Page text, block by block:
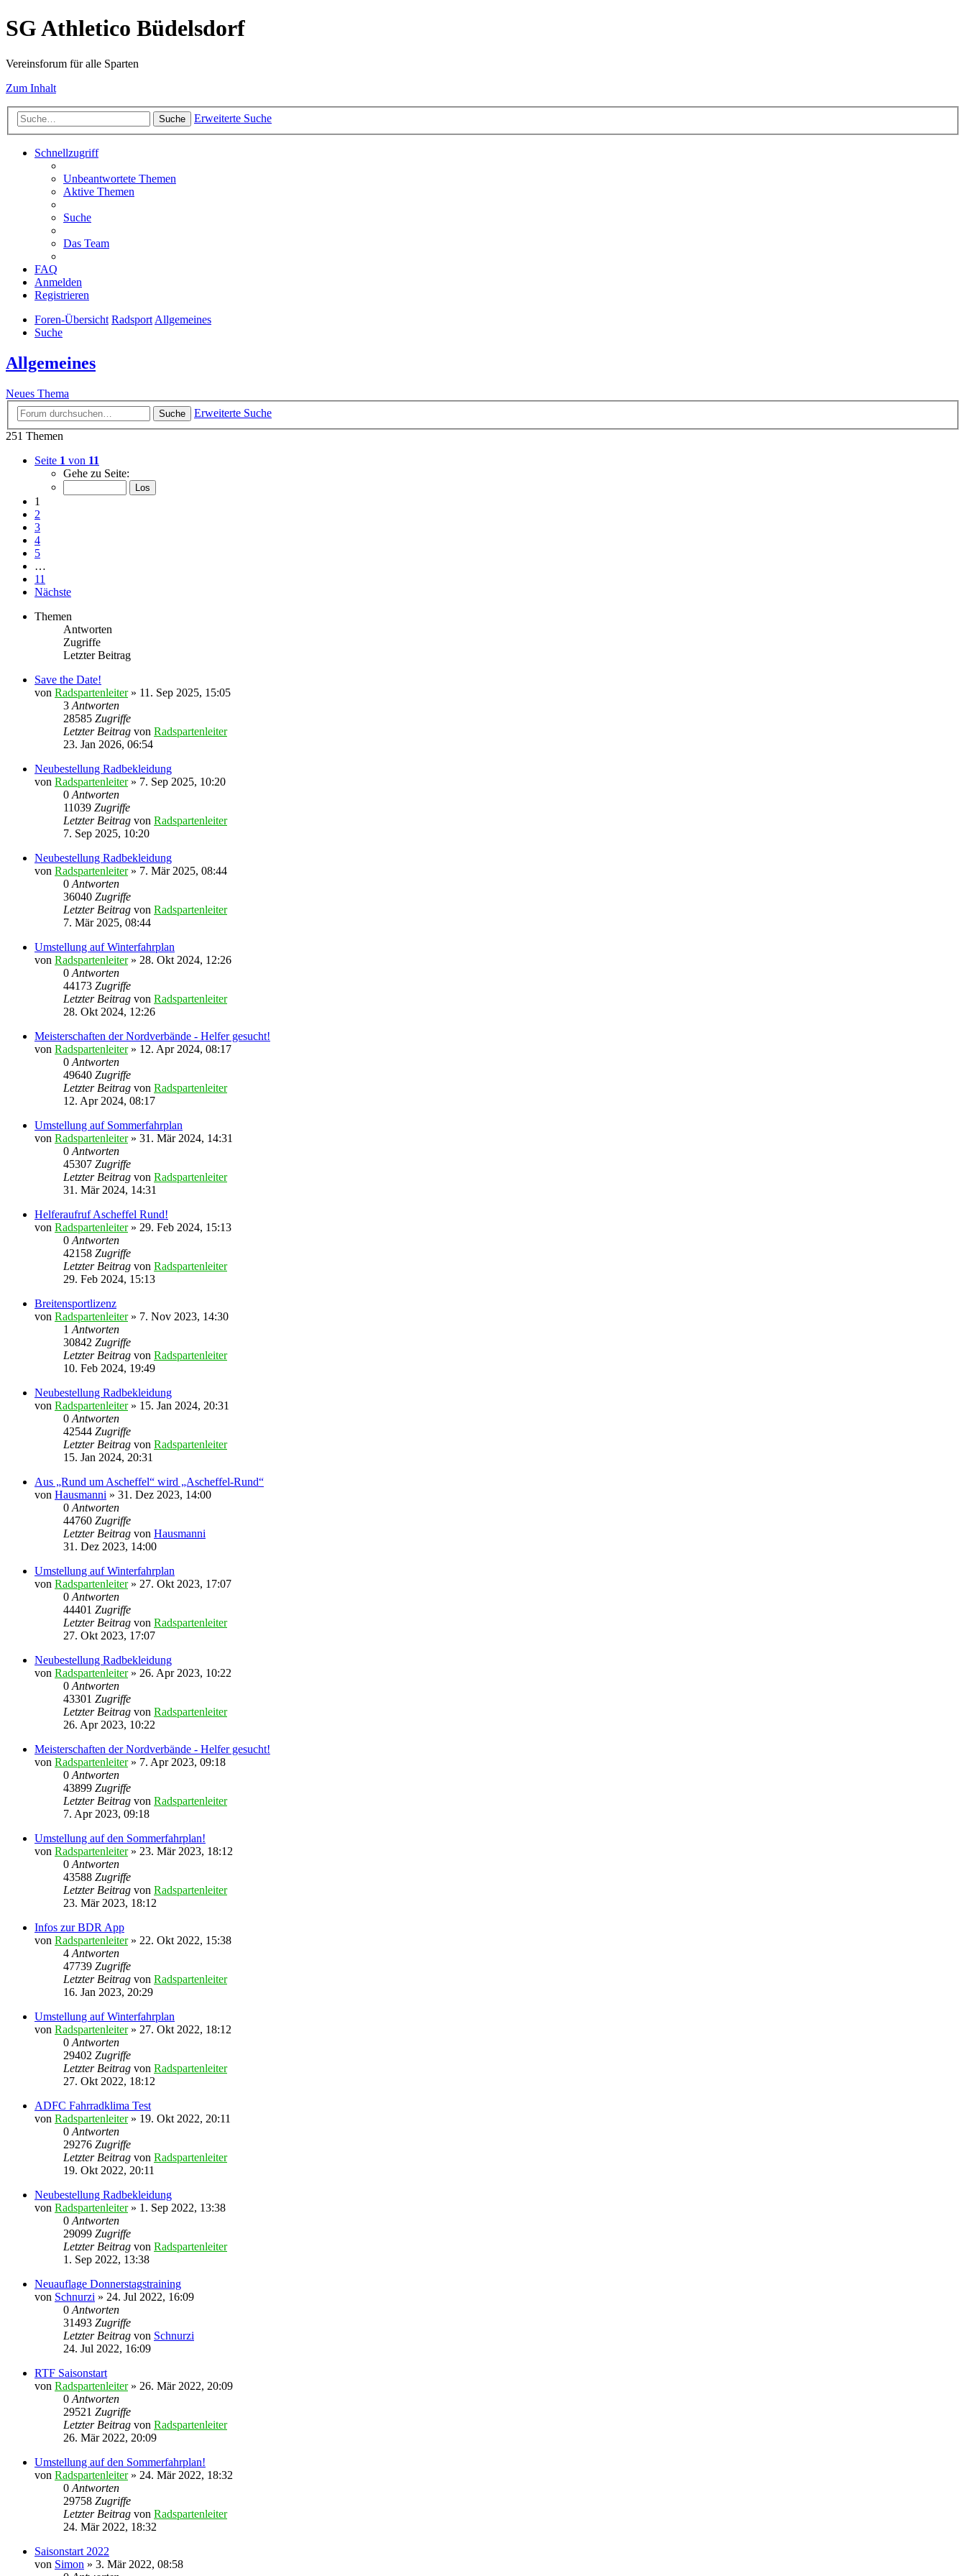
SG Athletico Büdelsdorf
Vereinsforum für alle Sparten
Zum Inhalt
Suche Erweiterte Suche
Schnellzugriff
Unbeantwortete Themen
Aktive Themen
Suche
Das Team
FAQ
Anmelden
Registrieren
Foren-Übersicht RadsportAllgemeines
Suche
Allgemeines
Neues Thema
Suche
Erweiterte Suche
251 Themen
Seite 1 von 11
Gehe zu Seite:
1
2
3
4
5
…
11
Nächste
Themen
Antworten
Zugriffe
Letzter Beitrag
Save the Date!
von Radspartenleiter» 11. Sep 2025, 15:05
3 Antworten
28585 Zugriffe
Letzter Beitrag von Radspartenleiter
23. Jan 2026, 06:54
Neubestellung Radbekleidung
von Radspartenleiter» 7. Sep 2025, 10:20
0 Antworten
11039 Zugriffe
Letzter Beitrag von Radspartenleiter
7. Sep 2025, 10:20
Neubestellung Radbekleidung
von Radspartenleiter» 7. Mär 2025, 08:44
0 Antworten
36040 Zugriffe
Letzter Beitrag von Radspartenleiter
7. Mär 2025, 08:44
Umstellung auf Winterfahrplan
von Radspartenleiter» 28. Okt 2024, 12:26
0 Antworten
44173 Zugriffe
Letzter Beitrag von Radspartenleiter
28. Okt 2024, 12:26
Meisterschaften der Nordverbände - Helfer gesucht!
von Radspartenleiter» 12. Apr 2024, 08:17
0 Antworten
49640 Zugriffe
Letzter Beitrag von Radspartenleiter
12. Apr 2024, 08:17
Umstellung auf Sommerfahrplan
von Radspartenleiter» 31. Mär 2024, 14:31
0 Antworten
45307 Zugriffe
Letzter Beitrag von Radspartenleiter
31. Mär 2024, 14:31
Helferaufruf Ascheffel Rund!
von Radspartenleiter» 29. Feb 2024, 15:13
0 Antworten
42158 Zugriffe
Letzter Beitrag von Radspartenleiter
29. Feb 2024, 15:13
Breitensportlizenz
von Radspartenleiter» 7. Nov 2023, 14:30
1 Antworten
30842 Zugriffe
Letzter Beitrag von Radspartenleiter
10. Feb 2024, 19:49
Neubestellung Radbekleidung
von Radspartenleiter» 15. Jan 2024, 20:31
0 Antworten
42544 Zugriffe
Letzter Beitrag von Radspartenleiter
15. Jan 2024, 20:31
Aus „Rund um Ascheffel“ wird „Ascheffel-Rund“
von Hausmanni » 31. Dez 2023, 14:00
0 Antworten
44760 Zugriffe
Letzter Beitrag von Hausmanni
31. Dez 2023, 14:00
Umstellung auf Winterfahrplan
von Radspartenleiter» 27. Okt 2023, 17:07
0 Antworten
44401 Zugriffe
Letzter Beitrag von Radspartenleiter
27. Okt 2023, 17:07
Neubestellung Radbekleidung
von Radspartenleiter» 26. Apr 2023, 10:22
0 Antworten
43301 Zugriffe
Letzter Beitrag von Radspartenleiter
26. Apr 2023, 10:22
Meisterschaften der Nordverbände - Helfer gesucht!
von Radspartenleiter» 7. Apr 2023, 09:18
0 Antworten
43899 Zugriffe
Letzter Beitrag von Radspartenleiter
7. Apr 2023, 09:18
Umstellung auf den Sommerfahrplan!
von Radspartenleiter» 23. Mär 2023, 18:12
0 Antworten
43588 Zugriffe
Letzter Beitrag von Radspartenleiter
23. Mär 2023, 18:12
Infos zur BDR App
von Radspartenleiter» 22. Okt 2022, 15:38
4 Antworten
47739 Zugriffe
Letzter Beitrag von Radspartenleiter
16. Jan 2023, 20:29
Umstellung auf Winterfahrplan
von Radspartenleiter» 27. Okt 2022, 18:12
0 Antworten
29402 Zugriffe
Letzter Beitrag von Radspartenleiter
27. Okt 2022, 18:12
ADFC Fahrradklima Test
von Radspartenleiter» 19. Okt 2022, 20:11
0 Antworten
29276 Zugriffe
Letzter Beitrag von Radspartenleiter
19. Okt 2022, 20:11
Neubestellung Radbekleidung
von Radspartenleiter» 1. Sep 2022, 13:38
0 Antworten
29099 Zugriffe
Letzter Beitrag von Radspartenleiter
1. Sep 2022, 13:38
Neuauflage Donnerstagstraining
von Schnurzi » 24. Jul 2022, 16:09
0 Antworten
31493 Zugriffe
Letzter Beitrag von Schnurzi
24. Jul 2022, 16:09
RTF Saisonstart
von Radspartenleiter» 26. Mär 2022, 20:09
0 Antworten
29521 Zugriffe
Letzter Beitrag von Radspartenleiter
26. Mär 2022, 20:09
Umstellung auf den Sommerfahrplan!
von Radspartenleiter» 24. Mär 2022, 18:32
0 Antworten
29758 Zugriffe
Letzter Beitrag von Radspartenleiter
24. Mär 2022, 18:32
Saisonstart 2022
von Simon » 3. Mär 2022, 08:58